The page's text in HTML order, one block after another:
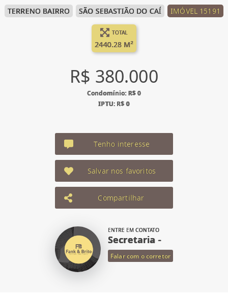
TERRENO BAIRRO SÃO SEBASTIÃO DO CAÍ IMÓVEL 15191
TOTAL
2440.28 M²
R$ 380.000
Condomínio: R$ 0
IPTU: R$ 0
Tenho interesse
Salvar nos favoritos
Compartilhar
ENTRE EM CONTATO
Secretaria -
Falar com o corretor